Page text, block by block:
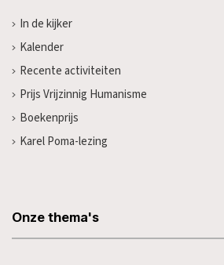
In de kijker
Kalender
Recente activiteiten
Prijs Vrijzinnig Humanisme
Boekenprijs
Karel Poma-lezing
Onze thema's